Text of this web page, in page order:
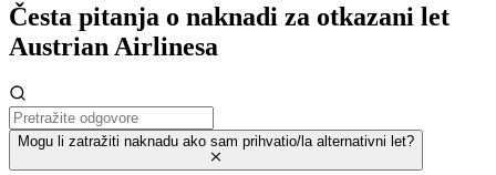
Česta pitanja o naknadi za otkazani let
Austrian Airlinesa
Mogu li zatražiti naknadu ako sam prihvatio/la alternativni let?